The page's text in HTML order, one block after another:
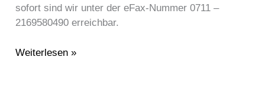
sofort sind wir unter der eFax-Nummer 0711 –
2169580490 erreichbar.
Weiterlesen »